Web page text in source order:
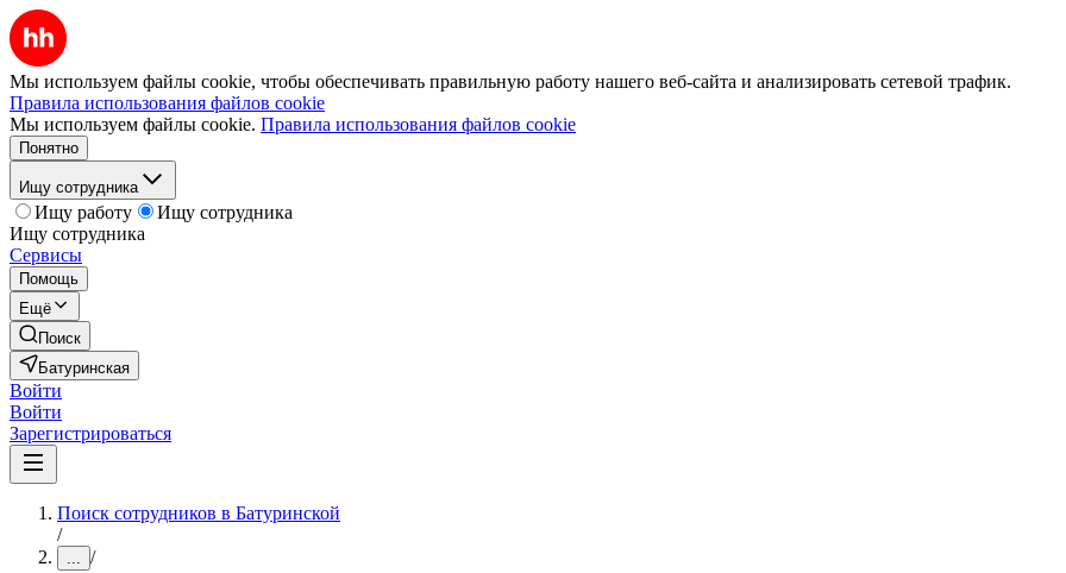
Мы используем файлы cookie, чтобы обеспечивать правильную работу нашего веб-сайта и анализировать сетевой трафик.
Правила использования файлов cookie
Мы используем файлы cookie. Правила использования файлов cookie
Понятно
Ищу сотрудника
Ищу работу
Ищу сотрудника
Ищу сотрудника
Сервисы
Помощь
Ещё
Поиск
Батуринская
Войти
Войти
Зарегистрироваться
Поиск сотрудников в Батуринской
/
... /